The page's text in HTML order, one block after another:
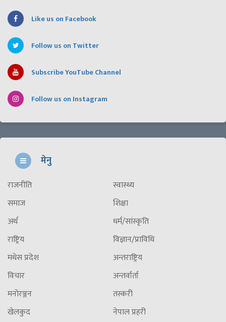
Like us on Facebook
Follow us on Twitter
Subscribe YouTube Channel
Follow us on Instagram
मेनु
राजनीति
समाज
अर्थ
राष्ट्रिय
मधेस प्रदेश
विचार
मनोरञ्जन
खेलकुद
स्वास्थ्य
शिक्षा
धर्म/सांस्कृति
विज्ञान/प्राविधि
अन्तराष्ट्रिय
अन्तर्वार्ता
तस्करी
नेपाल प्रहरी